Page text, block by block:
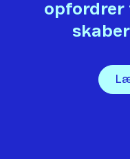
opfordrer